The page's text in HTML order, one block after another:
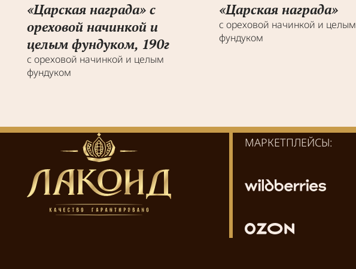
«Царская награда» с
ореховой начинкой и
целым фундуком, 190г
с ореховой начинкой и целым
фундуком
«Царская награда»
с ореховой начинкой и целым
фундуком
МАРКЕТПЛЕЙСЫ: